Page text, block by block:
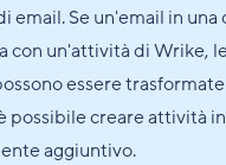
email. Se un'email in una
con un'attività di Wrike,
essere
possibile creare attività
aggiuntivo.